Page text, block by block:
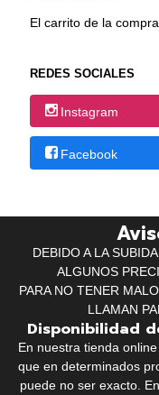
El carrito de la
REDES SOCIALES
Instagram
Facebook
DEBIDO A LA
ALGUNOS
PARA NO TENER
LLAMAN
Disponibilidad
En nuestra tienda
que en determinados
puede no ser exacto.